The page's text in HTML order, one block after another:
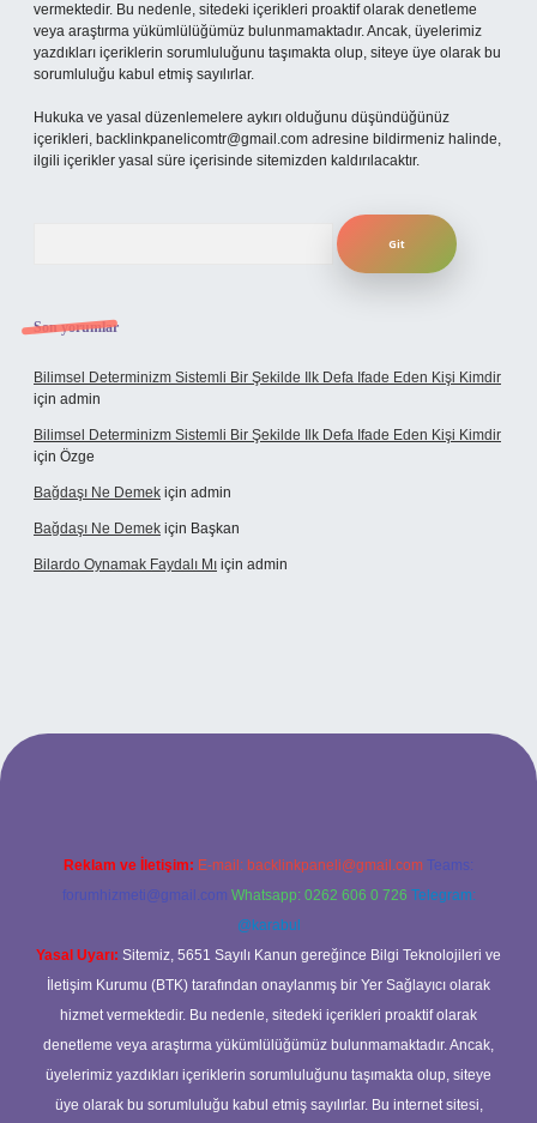
vermektedir. Bu nedenle, sitedeki içerikleri proaktif olarak denetleme
veya araştırma yükümlülüğümüz bulunmamaktadır. Ancak, üyelerimiz
yazdıkları içeriklerin sorumluluğunu taşımakta olup, siteye üye olarak bu
sorumluluğu kabul etmiş sayılırlar.
Hukuka ve yasal düzenlemelere aykırı olduğunu düşündüğünüz
içerikleri, backlinkpanelicomtr@gmail.com adresine bildirmeniz halinde,
ilgili içerikler yasal süre içerisinde sitemizden kaldırılacaktır.
Son yorumlar
Bilimsel Determinizm Sistemli Bir Şekilde Ilk Defa Ifade Eden Kişi Kimdir
için admin
Bilimsel Determinizm Sistemli Bir Şekilde Ilk Defa Ifade Eden Kişi Kimdir
için Özge
Bağdaşı Ne Demek için admin
Bağdaşı Ne Demek için Başkan
Bilardo Oynamak Faydalı Mı için admin
bahis sitesi
Reklam ve İletişim: E-mail: backlinkpaneli@gmail.com Teams:
forumhizmeti@gmail.com Whatsapp: 0262 606 0 726 Telegram:
@karabul
Yasal Uyarı: Sitemiz, 5651 Sayılı Kanun gereğince Bilgi Teknolojileri ve
İletişim Kurumu (BTK) tarafından onaylanmış bir Yer Sağlayıcı olarak
hizmet vermektedir. Bu nedenle, sitedeki içerikleri proaktif olarak
denetleme veya araştırma yükümlülüğümüz bulunmamaktadır. Ancak,
üyelerimiz yazdıkları içeriklerin sorumluluğunu taşımakta olup, siteye
üye olarak bu sorumluluğu kabul etmiş sayılırlar. Bu internet sitesi,